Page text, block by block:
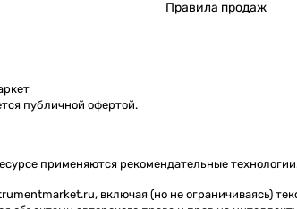
Правила продаж
публичной офертой.
применяются рекомендательные технологии
включая (но не ограничиваясь)